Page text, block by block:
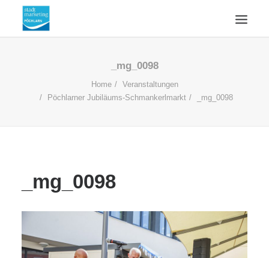
WIRTSCHAFTSSTANDORT
_mg_0098
Home
Veranstaltungen
Pöchlarner Jubiläums-Schmankerlmarkt
_mg_0098
_mg_0098